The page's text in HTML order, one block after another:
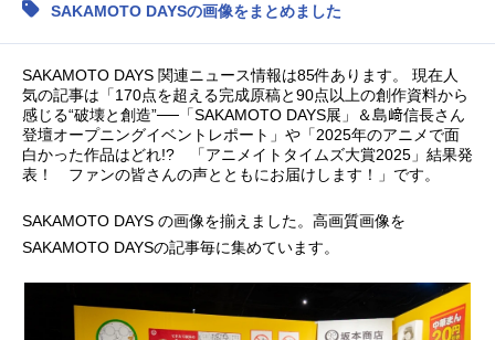
配信・Vtuber トレンド
最新記事一覧
アニメ記事一覧 声優記事一覧
アニメ映画一覧 実写化映画一覧
春アニメ 夏アニメ
秋アニメ 冬アニメ
SAKAMOTO DAYSの画像をまとめました
SAKAMOTO DAYS 関連ニュース情報は85件あります。 現在人
気の記事は「170点を超える完成原稿と90点以上の創作資料から
感じる“破壊と創造”──「SAKAMOTO DAYS展」＆島﨑信長さん
登壇オープニングイベントレポート」や「2025年のアニメで面
白かった作品はどれ!? 「アニメイトタイムズ大賞2025」結果発
表！ ファンの皆さんの声とともにお届けします！」です。
SAKAMOTO DAYS の画像を揃えました。高画質画像を
SAKAMOTO DAYSの記事毎に集めています。